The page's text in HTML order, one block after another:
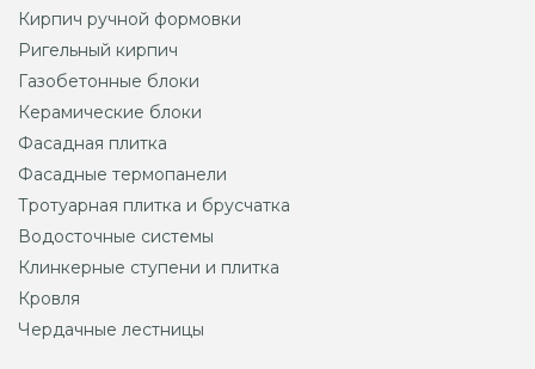
Кирпич ручной формовки
Ригельный кирпич
Газобетонные блоки
Керамические блоки
Фасадная плитка
Фасадные термопанели
Тротуарная плитка и брусчатка
Водосточные системы
Клинкерные ступени и плитка
Кровля
Чердачные лестницы